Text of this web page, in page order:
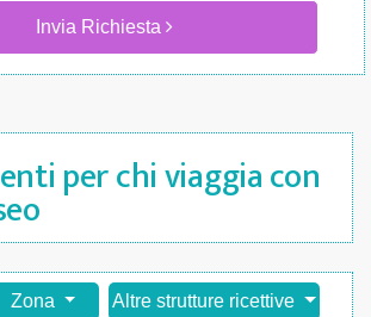
Invia Richiesta
per chi viaggia con
Zona Altre strutture ricettive